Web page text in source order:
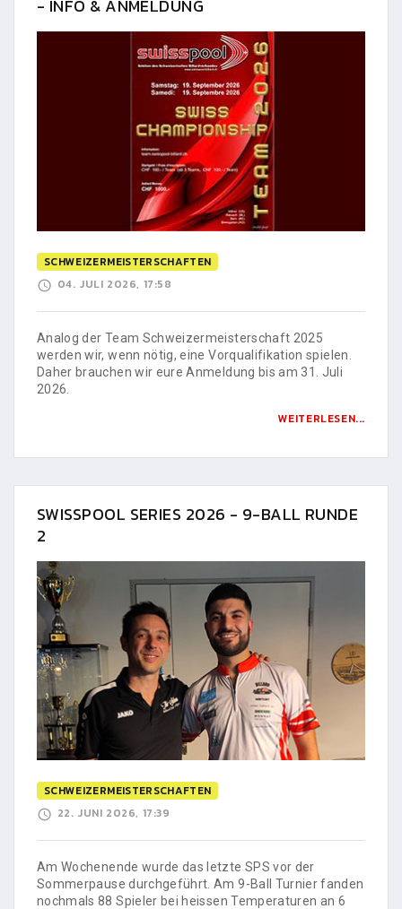
- INFO & ANMELDUNG
SCHWEIZERMEISTERSCHAFTEN
04. JULI 2026, 17:58
Analog der Team Schweizermeisterschaft 2025
werden wir, wenn nötig, eine Vorqualifikation spielen.
Daher brauchen wir eure Anmeldung bis am 31. Juli
2026.
WEITERLESEN...
SWISSPOOL SERIES 2026 - 9-BALL RUNDE
2
SCHWEIZERMEISTERSCHAFTEN
22. JUNI 2026, 17:39
Am Wochenende wurde das letzte SPS vor der
Sommerpause durchgeführt. Am 9-Ball Turnier fanden
nochmals 88 Spieler bei heissen Temperaturen an 6